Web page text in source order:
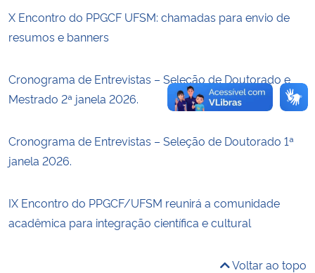
Secretaria de Governo
Advocacia-Geral da União
Banco Central do Brasil
X Encontro do PPGCF UFSM: chamadas para envio de
resumos e banners
Cronograma de Entrevistas – Seleção de Doutorado e
Mestrado 2ª janela 2026.
Cronograma de Entrevistas – Seleção de Doutorado 1ª
janela 2026.
IX Encontro do PPGCF/UFSM reunirá a comunidade
acadêmica para integração científica e cultural
Voltar ao topo